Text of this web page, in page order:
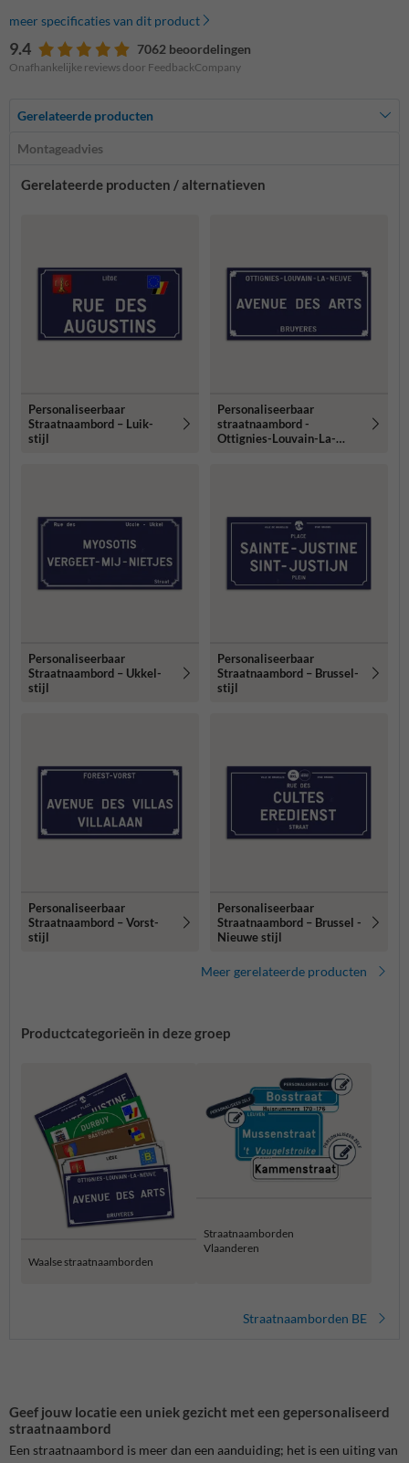
meer specificaties van dit product
9.4 7062 beoordelingen
Onafhankelijke reviews door FeedbackCompany
Gerelateerde producten
Montageadvies
Gerelateerde producten / alternatieven
Personaliseerbaar
Straatnaambord – Luik-
stijl
Personaliseerbaar
straatnaambord -
Ottignies-Louvain-La-
Personaliseerbaar
Straatnaambord – Ukkel-
stijl
Personaliseerbaar
Straatnaambord – Brussel-
stijl
Personaliseerbaar
Straatnaambord – Vorst-
stijl
Personaliseerbaar
Straatnaambord – Brussel -
Nieuwe stijl
Meer gerelateerde producten
Productcategorieën in deze groep
Waalse straatnaamborden
Straatnaamborden
Vlaanderen
Straatnaamborden BE
Geef jouw locatie een uniek gezicht met een gepersonaliseerd
straatnaambord
Een straatnaambord is meer dan een aanduiding; het is een uiting van